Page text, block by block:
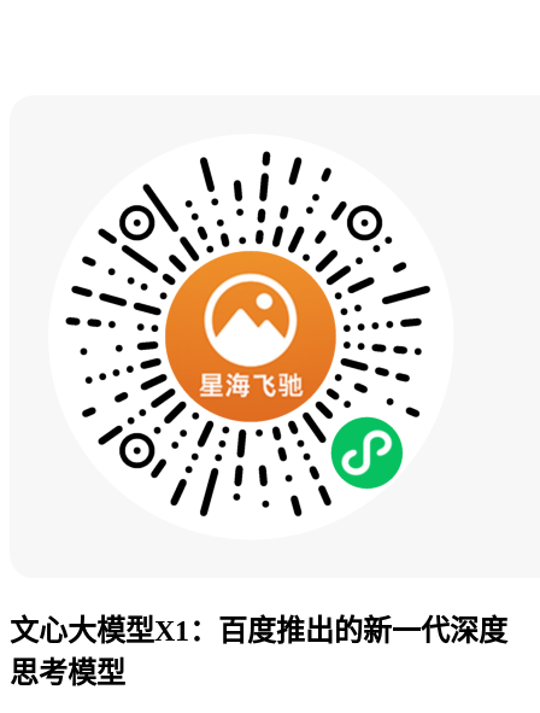
文心大模型X1：百度推出的新一代深度
思考模型